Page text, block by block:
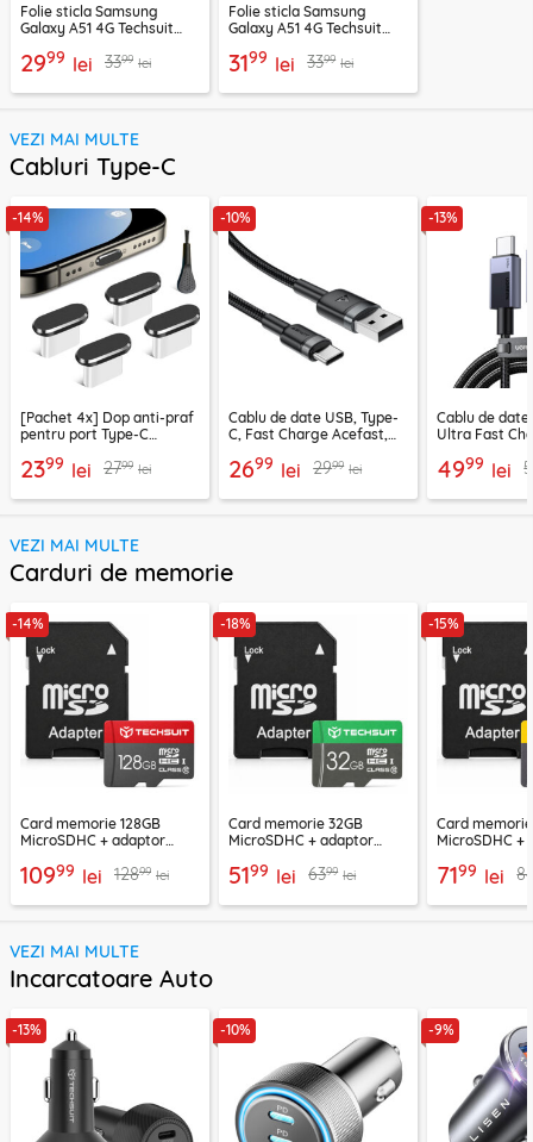
Folie sticla Samsung
Galaxy A51 4G Techsuit
negru
2999 lei 3399 lei
Folie sticla Samsung
Galaxy A51 4G Techsuit
3199 lei 3399 lei
VEZI MAI MULTE
Cabluri Type-C
-14%
[Pachet 4x] Dop anti-praf
pentru port Type-C
2399 lei 2799 lei
-10%
Cablu de date USB, Type-
C, Fast Charge Acefast,
2699 lei 2999 lei
-13%
Cablu de date
Ultra Fast
4999 lei
VEZI MAI MULTE
Carduri de memorie
-14%
Card memorie 128GB
MicroSDHC + adaptor
10999 lei 12899 lei
-18%
Card memorie 32GB
MicroSDHC + adaptor
5199 lei 6399 lei
-15%
Card
MicroSDHC +
7199 lei
VEZI MAI MULTE
Incarcatoare Auto
-13% -10% -9%